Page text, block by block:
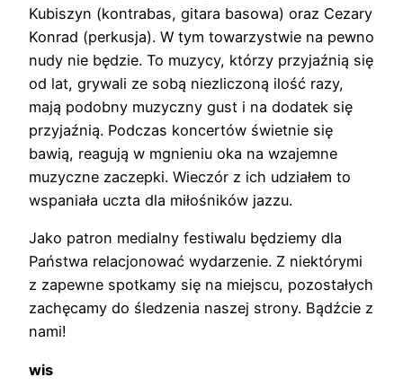
Kubiszyn (kontrabas, gitara basowa) oraz Cezary
Konrad (perkusja). W tym towarzystwie na pewno
nudy nie będzie. To muzycy, którzy przyjaźnią się
od lat, grywali ze sobą niezliczoną ilość razy,
mają podobny muzyczny gust i na dodatek się
przyjaźnią. Podczas koncertów świetnie się
bawią, reagują w mgnieniu oka na wzajemne
muzyczne zaczepki. Wieczór z ich udziałem to
wspaniała uczta dla miłośników jazzu.
Jako patron medialny festiwalu będziemy dla
Państwa relacjonować wydarzenie. Z niektórymi
z zapewne spotkamy się na miejscu, pozostałych
zachęcamy do śledzenia naszej strony. Bądźcie z
nami!
wis